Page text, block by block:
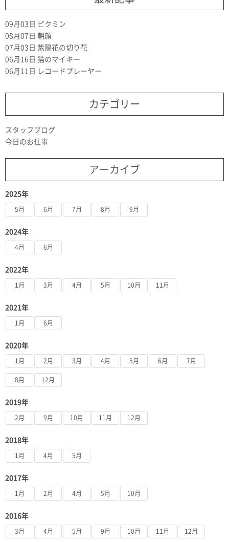
09月03日
ピクミン
08月07日 朝顔
07月03日 紫陽花の切り花
06月16日 猫のマイキー
06月11日
レコードプレーヤー
カテゴリー
スタッフブログ
今日のお仕事
アーカイブ
2025年
5月 6月 7月 8月 9月
2024年
4月 6月
2022年
1月 3月 4月 5月 10月 11月
2021年
1月 6月
2020年
1月 2月 3月 4月 5月 6月 7月
8月 12月
2019年
2月 9月 10月 11月 12月
2018年
1月 4月 5月
2017年
1月 2月 4月 5月 10月
2016年
3月 4月 5月 9月 10月 11月 12月